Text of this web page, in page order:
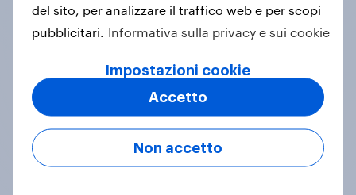
Dashboard intuitive con funzione drag&drop e
modalità di analisi che includono confronto di
Dati connessi
Ricontatta il tuo target sottoponendogli
ulteriori quesiti sulle risposte fornite o avvia
del sito, per analizzare il traffico web e per scopi
pubblicitari.
Informativa sulla privacy e sui cookie
Impostazioni cookie
Non accetto
Accetto